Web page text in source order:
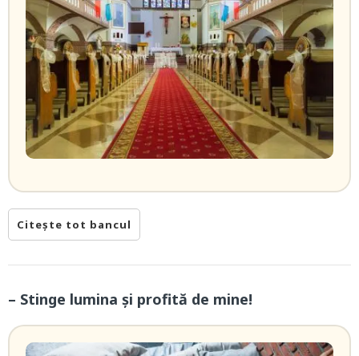
Citește tot bancul
– Stinge lumina și profită de mine!